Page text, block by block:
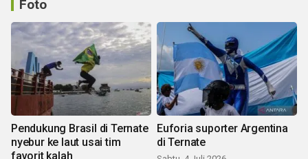
Foto
Pendukung Brasil di Ternate
nyebur ke laut usai tim
favorit kalah
Euforia suporter Argentina
di Ternate